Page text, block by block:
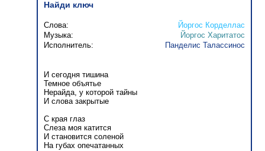
Найди ключ
Слова:
Йоргос Корделлас
Музыка:
Йоргос Харитатос
Исполнитель:
Панделис Талассинос
И сегодня тишина
Темное объятье
Нерайда, у которой тайны
И слова закрытые
С края глаз
Слеза моя катится
И становится соленой
На губах опечатанных